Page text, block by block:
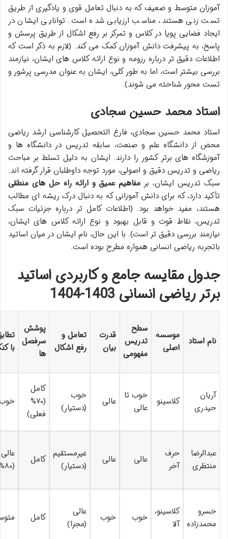
آموزان متوسط و ضعیف که به دنبال تعامل قوی و یادگیری از طریق
تست زنی هستند، مناسب ارزیابی شده است. توانایی ایشان در
ایجاد فضایی پویا در کلاس و تمرکز بر رفع اشکال از طریق پرسش و
پاسخ، به پیشرفت دانش آموزان کمک می کند. (لازم به ذکر است که
اطلاعات دقیق تر درباره رزومه و نوع ارائه کلاس های ایشان، نیازمند
بررسی بیشتر است، اما به طور کلی، ایشان به عنوان مدرسی پرشور و
تست محور شناخته می شوند).
استاد محمد حسین سجادی
استاد محمد حسین سجادی، فارغ التحصیل کارشناسی ارشد ریاضی
محض از دانشگاه علم و صنعت، سابقه تدریس در دانشگاه ها و
آموزشگاه های برتر کشور را دارند. ایشان به دلیل تسلط بر مباحث
ریاضی و تدریس دقیق و اصولی، مورد توجه داوطلبان قرار گرفته اند.
سبک تدریس ایشان، بر مفاهیم عمیق و ارائه راه حل های منطقی
تأکید دارد، که برای دانش آموزانی که به دنبال درک ریشه ای مطالب
هستند، مفید خواهد بود. (اطلاعات کامل تر درباره جزئیات سبک
تدریس، نقاط قوت و قابل بهبود و نوع ارائه کلاس های ایشان،
نیازمند بررسی دقیق تر است). با این حال، نام ایشان در میان اساتید
باتجربه ریاضی انسانی همواره مطرح بوده است.
جدول مقایسه جامع و کاربردی اساتید
برتر ریاضی انسانی 1403-1404
نام استاد
موسسه
اصلی
سطح
تدریس
مفهومی
قدرت
بیان
تعامل و
رفع اشکال
پوشش
سرفصل
ها
با
آریان
حیدری
کلاسینو
خوب تا
عالی
عالی
خوب
(دستیار)
کامل
(۷۰%
فعلی)
عبدالرضا
منتظری
حرف
آخر
عالی عالی
غیرمستقیم
(دستیار)
کامل
عالی
(۸۰%+)
خسرو
محمدزاده
کلاسینو،
آلا
خوب خوب
عالی
(مجزا)
کامل